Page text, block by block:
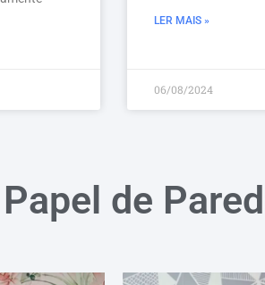
LER MAIS »
06/08/2024
de